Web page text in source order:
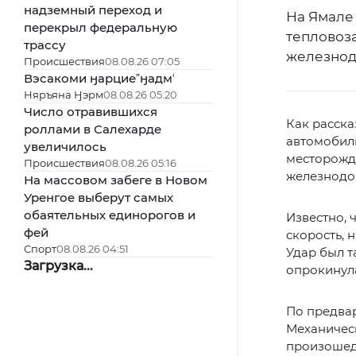
надземный переход и
перекрыл федеральную
трассу
Происшествия08.08.26 07:05
Вэсакоми ӈарциеˮӈадмʼ
Няръяна Ӈэрм08.08.26 05:20
Число отравившихся
роллами в Салехарде
увеличилось
Происшествия08.08.26 05:16
На массовом забеге в Новом
Уренгое выберут самых
обаятельных единорогов и
фей
Спорт08.08.26 04:51
Загрузка...
На Ямале
Как
Известно,
скорость,
Удар был
По